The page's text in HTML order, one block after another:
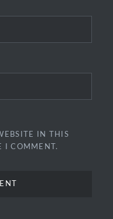
IN THIS
I COMMENT.